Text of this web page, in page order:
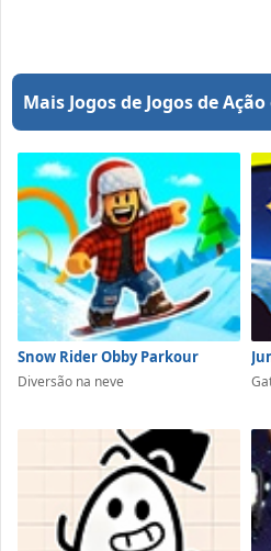
Mais Jogos de Jogos de
Snow Rider Obby Parkour
Diversão na neve